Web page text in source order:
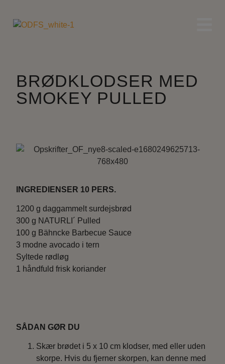
BRØDKLODSER MED
SMOKEY PULLED
INGREDIENSER 10 PERS.
1200 g daggammelt surdejsbrød
300 g NATURLI´ Pulled
100 g Bähncke Barbecue Sauce
3 modne avocado i tern
Syltede rødløg
1 håndfuld frisk koriander
SÅDAN GØR DU
Skær brødet i 5 x 10 cm klodser, med eller uden
skorpe. Hvis du fjerner skorpen, kan denne med